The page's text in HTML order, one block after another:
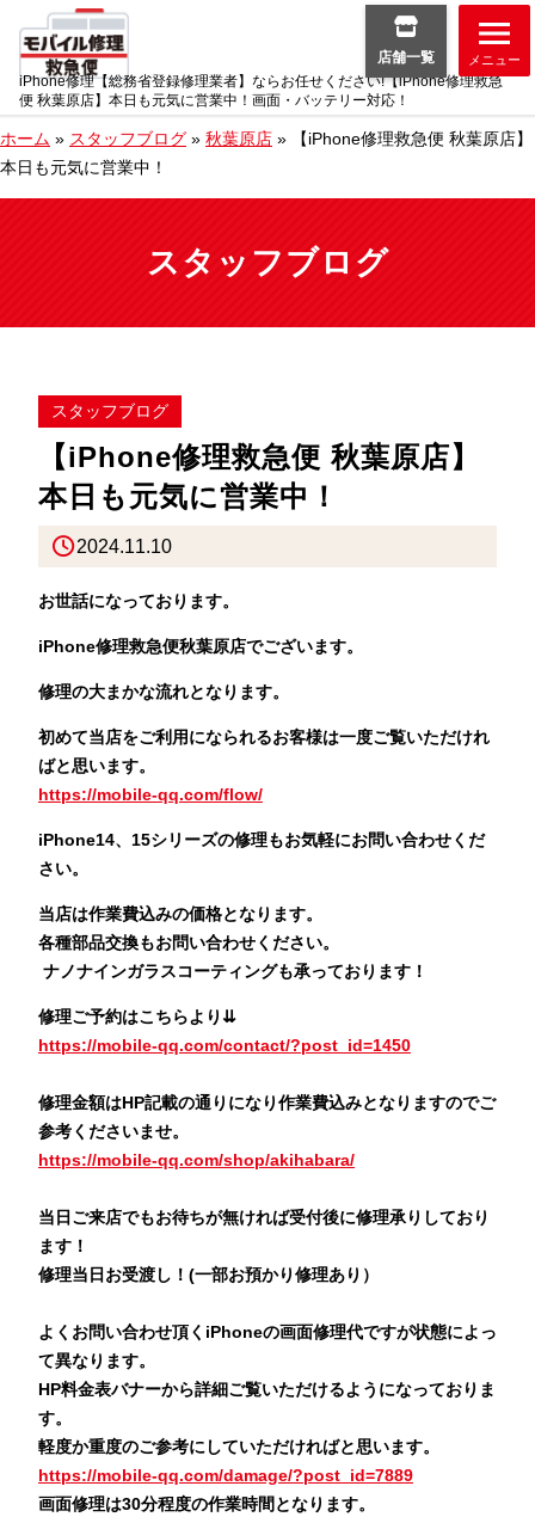
iPhone修理【総務省登録修理業者】ならお任せください!【iPhone修理救急
便 秋葉原店】本日も元気に営業中！画面・バッテリー対応！
店舗一覧 メニュー
ホーム » スタッフブログ » 秋葉原店 »
【iPhone修理救急便 秋葉原店】
本日も元気に営業中！
スタッフブログ
スタッフブログ
【iPhone修理救急便 秋葉原店】
本日も元気に営業中！
2024.11.10
お世話になっております。
iPhone修理救急便秋葉原店でございます。
修理の大まかな流れとなります。
初めて当店をご利用になられるお客様は一度ご覧いただけれ
ばと思います。
https://mobile-qq.com/flow/
iPhone14、15シリーズの修理もお気軽にお問い合わせくだ
さい。
当店は作業費込みの価格となります。
各種部品交換もお問い合わせください。
ナノナインガラスコーティングも承っております！
修理ご予約はこちらより⇊
https://mobile-qq.com/contact/?post_id=1450
修理金額はHP記載の通りになり作業費込みとなりますのでご
参考くださいませ。
https://mobile-qq.com/shop/akihabara/
当日ご来店でもお待ちが無ければ受付後に修理承りしており
ます！
修理当日お受渡し！(一部お預かり修理あり）
よくお問い合わせ頂くiPhoneの画面修理代ですが状態によっ
て異なります。
HP料金表バナーから詳細ご覧いただけるようになっておりま
す。
軽度か重度のご参考にしていただければと思います。
https://mobile-qq.com/damage/?post_id=7889
画面修理は30分程度の作業時間となります。